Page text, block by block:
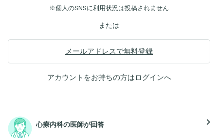
※個人のSNSに利用状況は投稿されません
または
メールアドレスで無料登録
アカウントをお持ちの方はログインへ
心療内科の医師が回答 navigate_next